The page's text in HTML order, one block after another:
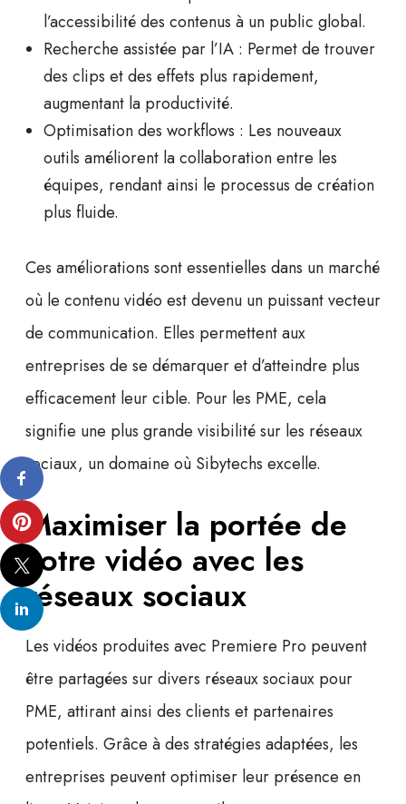
l’accessibilité des contenus à un public global.
Recherche assistée par l’IA : Permet de trouver
des clips et des effets plus rapidement,
augmentant la productivité.
Optimisation des workflows : Les nouveaux
outils améliorent la collaboration entre les
équipes, rendant ainsi le processus de création
plus fluide.
Ces améliorations sont essentielles dans un marché
où le contenu vidéo est devenu un puissant vecteur
de communication. Elles permettent aux
entreprises de se démarquer et d’atteindre plus
efficacement leur cible. Pour les PME, cela
signifie une plus grande visibilité sur les réseaux
sociaux, un domaine où Sibytechs excelle.
Maximiser la portée de
votre vidéo avec les
réseaux sociaux
Les vidéos produites avec Premiere Pro peuvent
être partagées sur divers réseaux sociaux pour
PME, attirant ainsi des clients et partenaires
potentiels. Grâce à des stratégies adaptées, les
entreprises peuvent optimiser leur présence en